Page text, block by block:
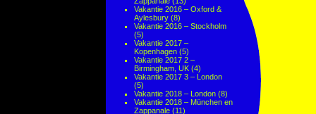
Vakantie 2016 – Oxford &
Aylesbury (8)
Vakantie 2016 – Stockholm
(5)
Vakantie 2017 –
Kopenhagen (5)
Vakantie 2017 2 –
Birmingham, UK (4)
Vakantie 2017 3 – London
(5)
Vakantie 2018 – London (8)
Vakantie 2018 – München en
Zappanale (11)